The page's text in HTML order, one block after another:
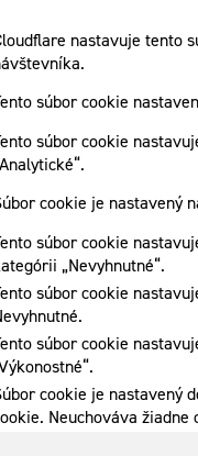
nastavuje tento
súbor cookie
súbor cookie
cookie je nastavený
súbor cookie
„Nevyhnutné“.
súbor cookie
súbor cookie
cookie je nastavený
Neuchováva žiadne